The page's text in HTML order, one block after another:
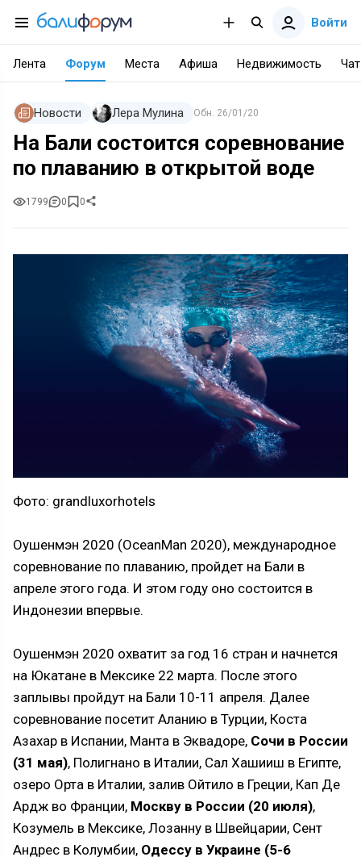
Войти
Лента Форум Места Афиша Недвижимость Чат
Новости Лера Мулина Обн. 26/01/20
На Бали состоится соревнование
по плаванию в открытой воде
1799 0 0
Фото: grandluxorhotels
Оушенмэн 2020 (OceanMan 2020), международное
соревнование по плаванию, пройдет на Бали в
апреле этого года. И этом году оно состоится в
Индонезии впервые.
Оушенмэн 2020 охватит за год 16 стран и начнется
на Юкатане в Мексике 22 марта. После этого
заплывы пройдут на Бали 10-11 апреля. Далее
соревнование посетит Аланию в Турции, Коста
Азахар в Испании, Манта в Эквадоре, Сочи в России
(31 мая), Полигнано в Италии, Сал Хашииш в Египте,
озеро Орта в Италии, залив Ойтило в Греции, Кап Де
Ардж во Франции, Москву в России (20 июля),
Козумель в Мексике, Лозанну в Швейцарии, Сент
Андрес в Колумбии, Одессу в Украине (5-6